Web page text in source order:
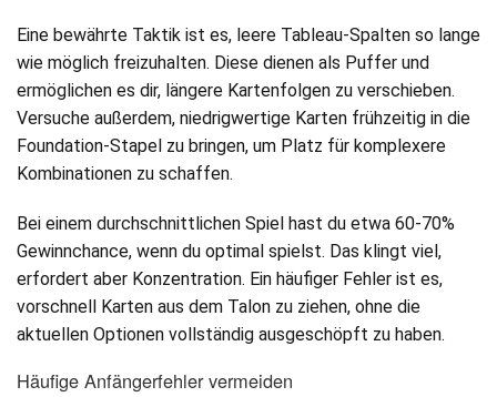
Eine bewährte Taktik ist es, leere Tableau-Spalten so lange
wie möglich freizuhalten. Diese dienen als Puffer und
ermöglichen es dir, längere Kartenfolgen zu verschieben.
Versuche außerdem, niedrigwertige Karten frühzeitig in die
Foundation-Stapel zu bringen, um Platz für komplexere
Kombinationen zu schaffen.
Bei einem durchschnittlichen Spiel hast du etwa 60-70%
Gewinnchance, wenn du optimal spielst. Das klingt viel,
erfordert aber Konzentration. Ein häufiger Fehler ist es,
vorschnell Karten aus dem Talon zu ziehen, ohne die
aktuellen Optionen vollständig ausgeschöpft zu haben.
Häufige Anfängerfehler vermeiden